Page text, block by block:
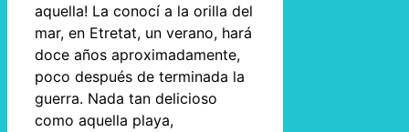
aquella! La conocí a la orilla del
mar, en Etretat, un verano, hará
doce años aproximadamente,
poco después de terminada la
guerra. Nada tan delicioso
como aquella playa,